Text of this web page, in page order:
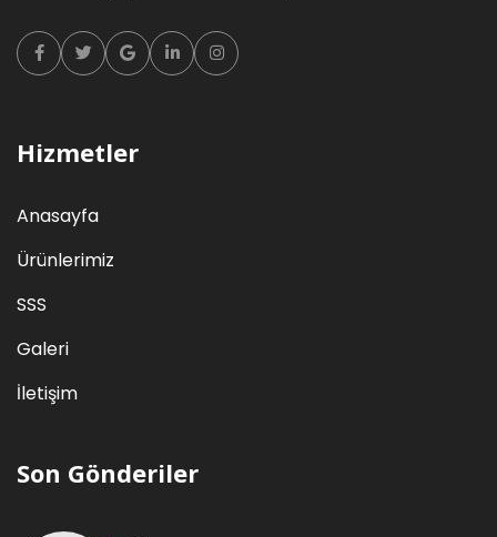
Facebook
TwitterGoogleLinkedinInstagram
Hizmetler
Anasayfa
Ürünlerimiz
SSS
Galeri
İletişim
Son Gönderiler